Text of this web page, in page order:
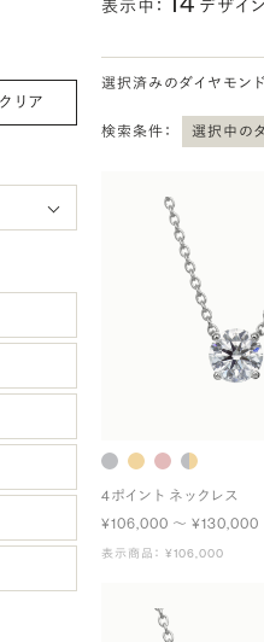
リア
表示中： デザイン
選択済みのダイヤモンド
検索条件： 選択中の
4ポイント ネックレス
¥106,000 〜 ¥130,000
表示商品： ¥106,000